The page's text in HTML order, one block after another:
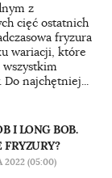
z
cięć ostatnich
fryzura
wariacji, które
Do najchętniej...
I LONG BOB.
FRYZURY?
2022 (05:00)